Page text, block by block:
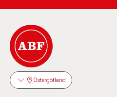
Östergötland